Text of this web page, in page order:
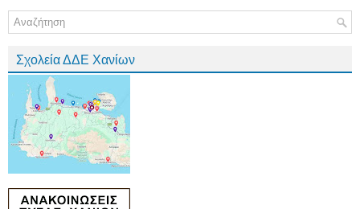
Σχολεία ΔΔΕ Χανίων